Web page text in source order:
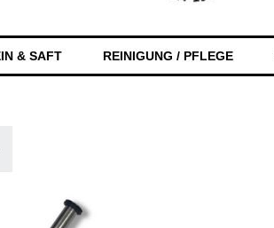
& SAFT REINIGUNG / PFLEGE